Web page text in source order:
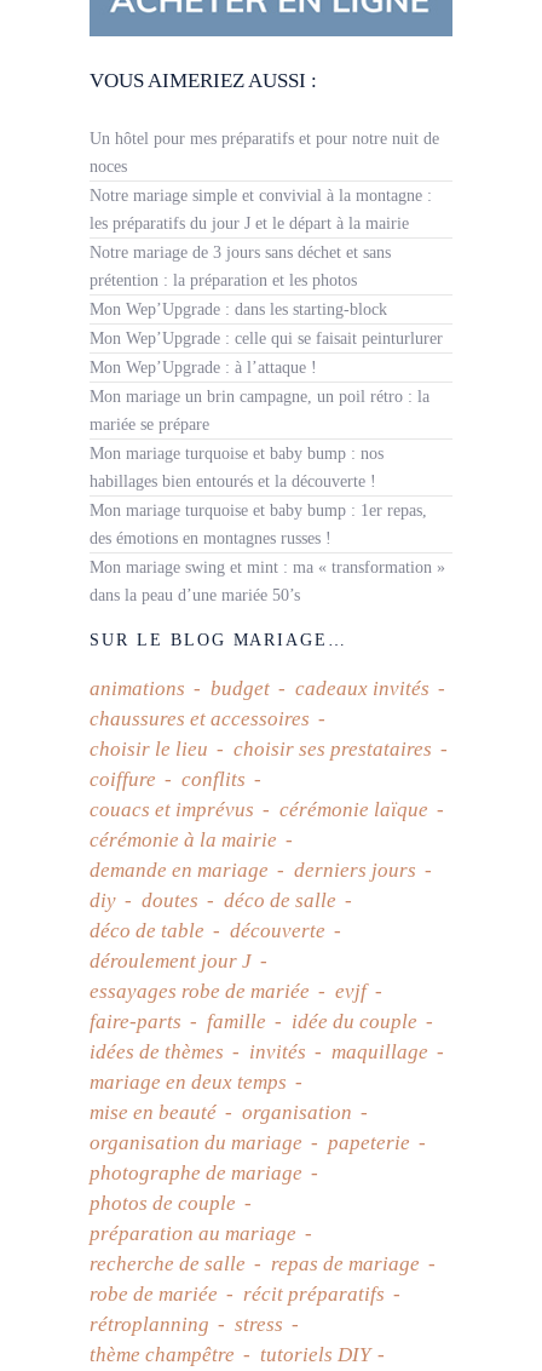
VOUS AIMERIEZ AUSSI :
Un hôtel pour mes préparatifs et pour notre nuit de
noces
Notre mariage simple et convivial à la montagne :
les préparatifs du jour J et le départ à la mairie
Notre mariage de 3 jours sans déchet et sans
prétention : la préparation et les photos
Mon Wep’Upgrade : dans les starting-block
Mon Wep’Upgrade : celle qui se faisait peinturlurer
Mon Wep’Upgrade : à l’attaque !
Mon mariage un brin campagne, un poil rétro : la
mariée se prépare
Mon mariage turquoise et baby bump : nos
habillages bien entourés et la découverte !
Mon mariage turquoise et baby bump : 1er repas,
des émotions en montagnes russes !
Mon mariage swing et mint : ma « transformation »
dans la peau d’une mariée 50’s
SUR LE BLOG MARIAGE…
animations budget
cadeaux invités
chaussures et accessoires
choisir le lieu
choisir ses prestataires
coiffure
conflits
couacs et imprévus
cérémonie laïque
cérémonie à la mairie
demande en mariage
derniers jours
diy
doutes
déco de salle
déco de table
découverte
déroulement jour J
essayages robe de mariée
evjf
faire-parts
famille
idée du couple
idées de thèmes
invités
maquillage
mariage en deux temps
mise en beauté
organisation
organisation du mariage
papeterie
photographe de mariage
photos de couple
préparation au mariage
recherche de salle
repas de mariage
robe de mariée
récit préparatifs
rétroplanning
stress
thème champêtre
tutoriels DIY